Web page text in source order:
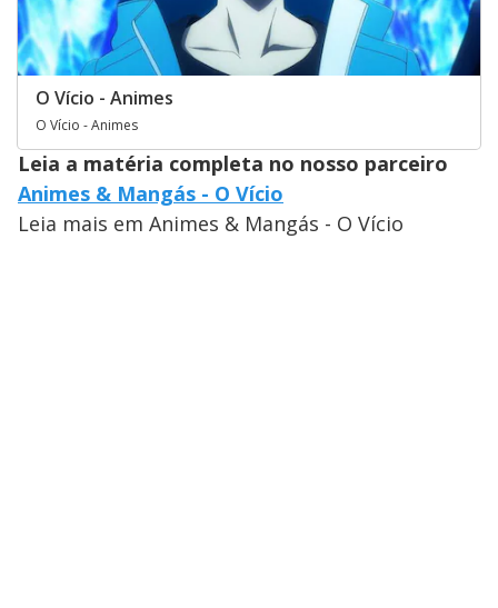
O Vício - Animes
O Vício - Animes
Leia a matéria completa no nosso parceiro
Animes & Mangás - O Vício
Leia mais em Animes & Mangás - O Vício